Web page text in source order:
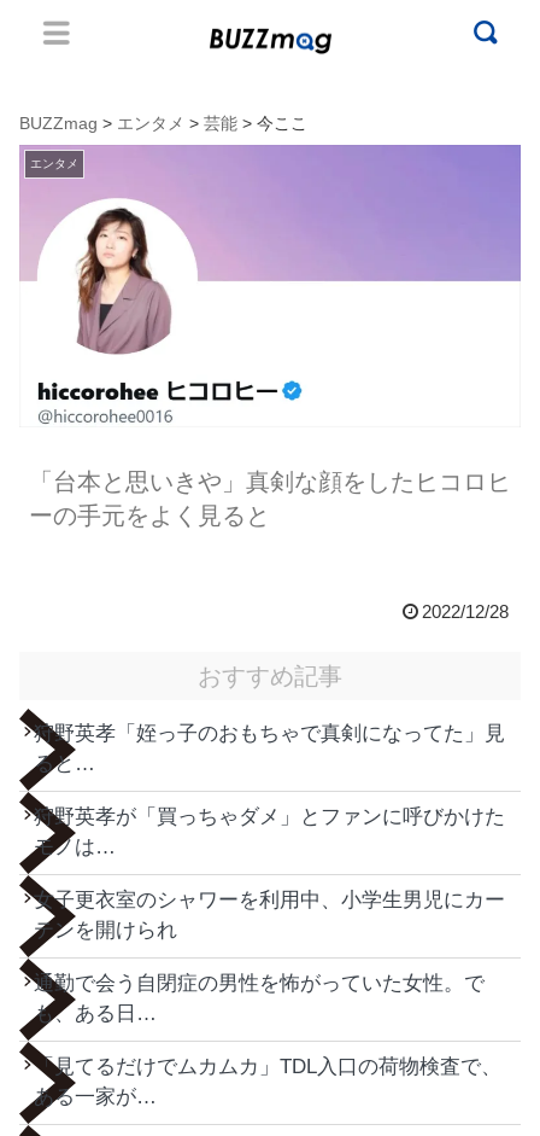
BUZZmag > エンタメ > 芸能 > 今ここ
エンタメ
「台本と思いきや」真剣な顔をしたヒコロヒ
ーの手元をよく見ると
2022/12/28
おすすめ記事
狩野英孝「姪っ子のおもちゃで真剣になってた」見
ると…
狩野英孝が「買っちゃダメ」とファンに呼びかけた
モノは…
女子更衣室のシャワーを利用中、小学生男児にカー
テンを開けられ
通勤で会う自閉症の男性を怖がっていた女性。で
も、ある日…
「見てるだけでムカムカ」TDL入口の荷物検査で、
ある一家が…